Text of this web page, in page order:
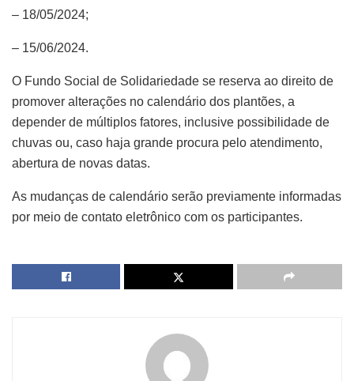
– 18/05/2024;
– 15/06/2024.
O Fundo Social de Solidariedade se reserva ao direito de
promover alterações no calendário dos plantões, a
depender de múltiplos fatores, inclusive possibilidade de
chuvas ou, caso haja grande procura pelo atendimento,
abertura de novas datas.
As mudanças de calendário serão previamente informadas
por meio de contato eletrônico com os participantes.